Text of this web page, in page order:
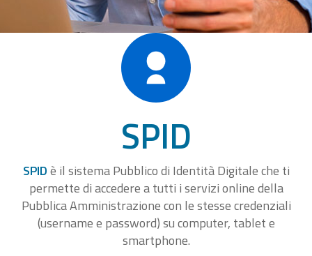
SPID
SPIDè il sistema Pubblico di Identità Digitale che ti
permette di accedere a tutti i servizi online della
Pubblica Amministrazione con le stesse credenziali
(username e password) su computer, tablet e
smartphone.